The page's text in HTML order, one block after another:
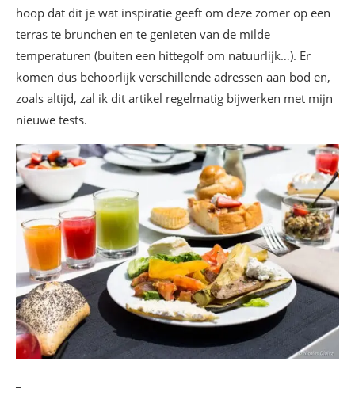
hoop dat dit je wat inspiratie geeft om deze zomer op een
terras te brunchen en te genieten van de milde
temperaturen (buiten een hittegolf om natuurlijk…). Er
komen dus behoorlijk verschillende adressen aan bod en,
zoals altijd, zal ik dit artikel regelmatig bijwerken met mijn
nieuwe tests.